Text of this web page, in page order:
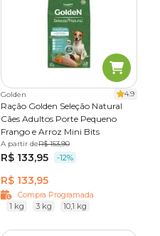
Golden 4.9
Ração Golden Seleção Natural
Cães Adultos Porte Pequeno
Frango e Arroz Mini Bits
A partir deR$ 153,90
R$ 133,95 -12%
R$ 133,95
Compra Programada
1 kg
3 kg 10,1 kg